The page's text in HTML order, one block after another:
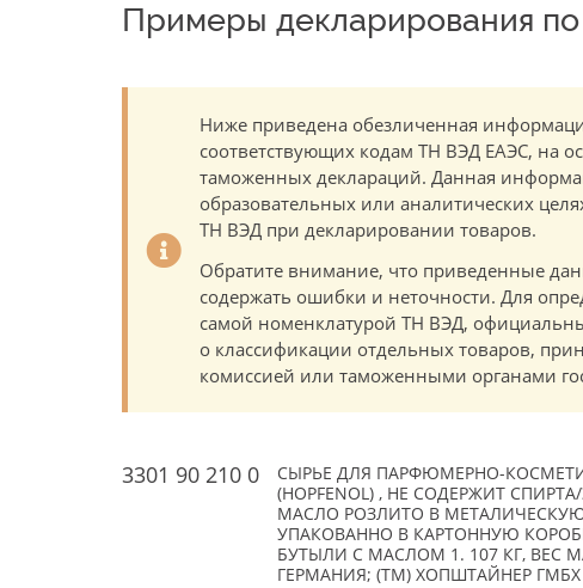
Примеры декларирования
Ниже приведена обезличенная
соответствующих кодам ТН ВЭД ЕАЭС, на
таможенных деклараций. Данная
образовательных или аналитических
ТН ВЭД при декларировании товаров.
Обратите внимание, что приведенные
содержать ошибки и неточности. Для
самой номенклатурой ТН ВЭД,
о классификации отдельных товаров,
комиссией или таможенными органами
3301 90 210 0
СЫРЬЕ ДЛЯ ПАРФЮМЕРНО-
(HOPFENOL) , НЕ СОДЕРЖИТ
МАСЛО РОЗЛИТО В
УПАКОВАННО В КАРТОННУЮ
БУТЫЛИ С МАСЛОМ 1. 107 КГ, ВЕС
ГЕРМАНИЯ; (TM) ХОПШТАЙНЕР ГМБХ